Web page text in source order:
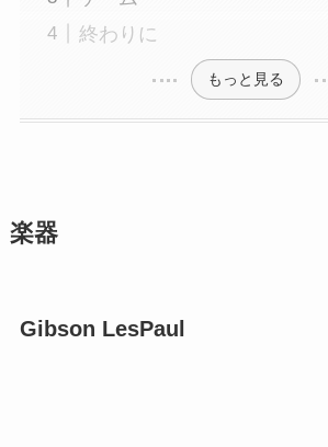
終わりに
もっと見る
楽器
Gibson LesPaul